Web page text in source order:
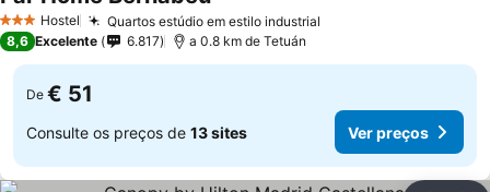
3 EstrelasHostel Quartos estúdio em estilo industrial
Ver preços
8,6 Excelente 6.817 a 0.8 km de Tetuán
De € 51
Consulte os preços de 13 sites Ver preços